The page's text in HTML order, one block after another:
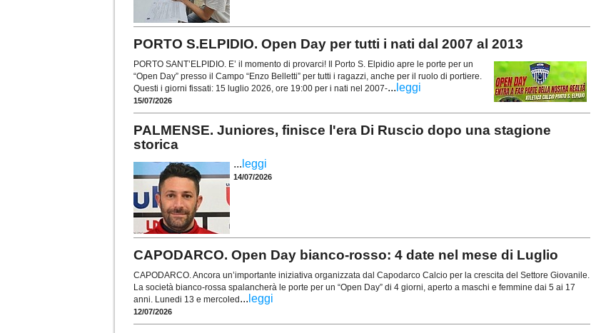
PORTO S.ELPIDIO. Open Day per tutti i nati dal 2007 al 2013
PORTO SANT’ELPIDIO. E’ il momento di provarci! Il Porto S. Elpidio apre le porte per un
“Open Day” presso il Campo “Enzo Belletti” per tutti i ragazzi, anche per il ruolo di portiere.
Questi i giorni fissati: 15 luglio 2026, ore 19:00 per i nati nel 2007-... leggi
15/07/2026
PALMENSE. Juniores, finisce l'era Di Ruscio dopo una stagione
storica
... leggi
14/07/2026
CAPODARCO. Open Day bianco-rosso: 4 date nel mese di Luglio
CAPODARCO. Ancora un’importante iniziativa organizzata dal Capodarco Calcio per la crescita del Settore Giovanile.
La società bianco-rossa spalancherà le porte per un “Open Day” di 4 giorni, aperto a maschi e femmine dai 5 ai 17
anni. Lunedi 13 e mercoled ... leggi
12/07/2026